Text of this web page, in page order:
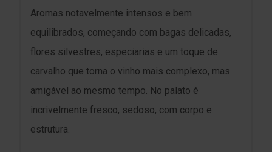
Aromas notavelmente intensos e bem
equilibrados, começando com bagas delicadas,
flores silvestres, especiarias e um toque de
carvalho que torna o vinho mais complexo, mas
amigável ao mesmo tempo. No palato é
incrivelmente fresco, sedoso, com corpo e
estrutura.